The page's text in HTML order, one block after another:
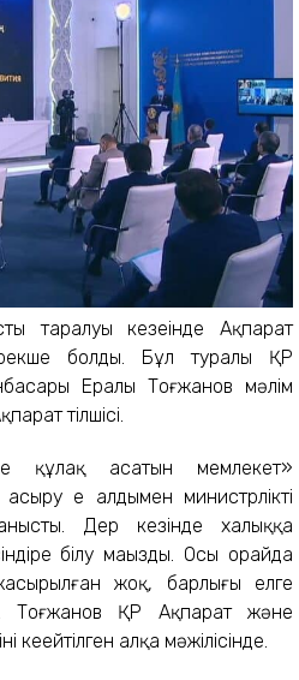
таралуы кезеңінде Ақпарат
ерекше болды. Бұл туралы ҚР
Ералы Тоғжанов мәлім
тілшісі.
құлақ асатын мемлекет»
ең алдымен министрліктің
Дер кезінде халыққа
білу маңызды. Осы орайда
жоқ, барлығы елге
Тоғжанов ҚР Ақпарат және
кеңейтілген алқа мәжілісінде.